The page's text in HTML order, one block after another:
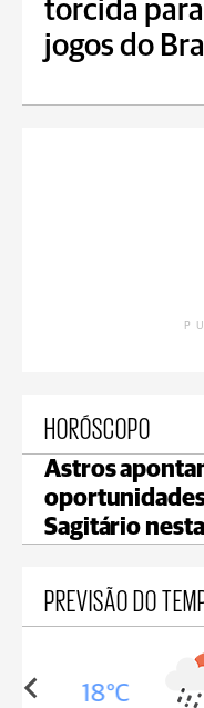
torcida
jogos do
HORÓSCOPO
Astros
Sagitário
PREVISÃO DO
18°C